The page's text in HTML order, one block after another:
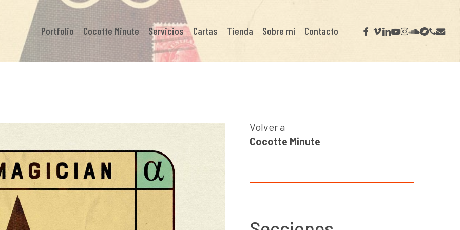
Portfolio Cocotte Minute Servicios Cartas Tienda Sobre mí Contacto facebook
vimeo
linkedin
youtube
instagram
soundcloud
bandcamp
phone
email
TAROT #1: EL Mago
29 mayo, 2024
Volver a
Cocotte Minute